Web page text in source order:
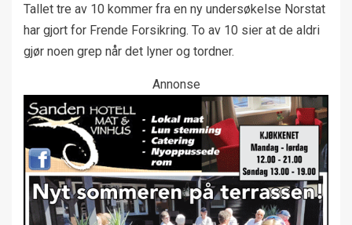
Tallet tre av 10 kommer fra en ny undersøkelse Norstat
har gjort for Frende Forsikring. To av 10 sier at de aldri
gjør noen grep når det lyner og tordner.
Annonse